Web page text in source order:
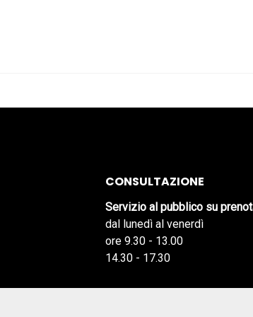
CONSULTAZIONE
Servizio al pubblico su
dal lunedì al venerdì
ore 9.30 - 13.00
14.30 - 17.30